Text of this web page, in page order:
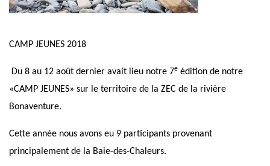
CAMP JEUNES 2018
Du 8 au 12 août dernier avait lieu notre 7e édition de notre
«CAMP JEUNES» sur le territoire de la ZEC de la rivière
Bonaventure.
Cette année nous avons eu 9 participants provenant
principalement de la Baie-des-Chaleurs.